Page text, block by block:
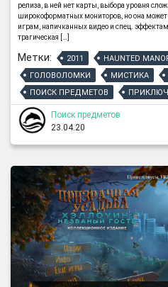
релиза, в ней нет карты, выбора уровня
широкоформатных мониторов, но она
играм, напичканных видео и спец.
трагическая […]
Метки: 2011 HAUNTED
ГОЛОВОЛОМКИ
МИСТИКА
ПОИСК ПРЕДМЕТОВ
Поиск предметов
23.04.20